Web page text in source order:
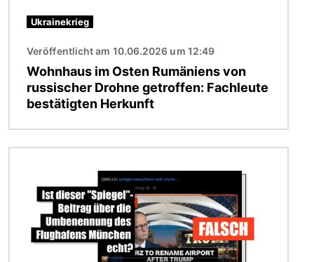
Ukrainekrieg
Veröffentlicht am 10.06.2026 um 12:49
Wohnhaus im Osten Rumäniens von
russischer Drohne getroffen: Fachleute
bestätigten Herkunft